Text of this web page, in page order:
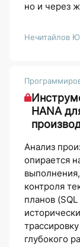
но и через
Нечитайлов
HANA
Анализ
опирается
контроля
планов
глубокого